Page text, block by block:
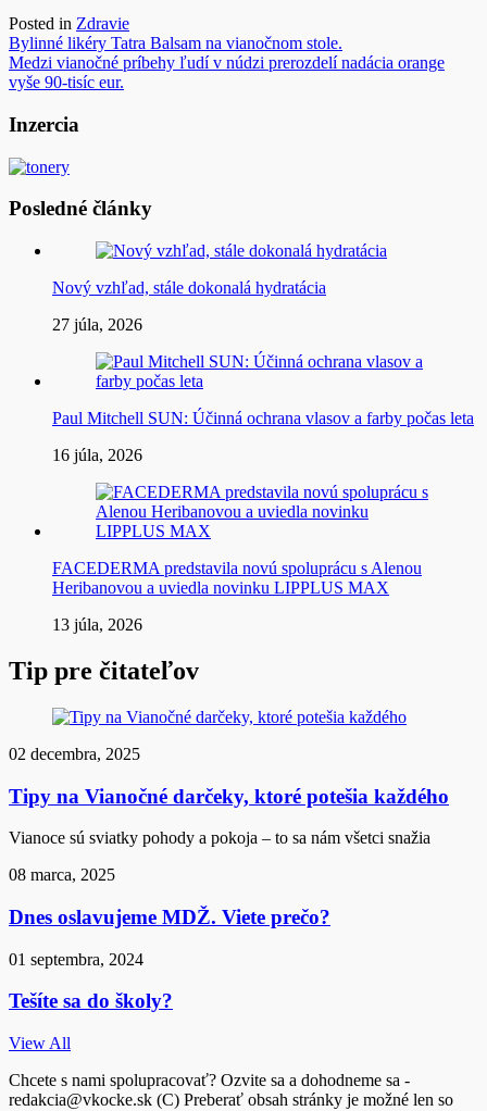
Posted in Zdravie
Navigácia
v
Bylinné likéry Tatra Balsam na vianočnom stole.
Medzi vianočné príbehy ľudí v núdzi prerozdelí nadácia orange
vyše 90-tisíc eur.
Inzercia
Posledné články
Nový vzhľad, stále dokonalá hydratácia
27 júla, 2026
Paul Mitchell SUN: Účinná ochrana vlasov a farby počas leta
16 júla, 2026
FACEDERMA predstavila novú spoluprácu s Alenou
Heribanovou a uviedla novinku LIPPLUS MAX
13 júla, 2026
Tip pre čitateľov
02 decembra, 2025
Tipy na Vianočné darčeky, ktoré potešia každého
Vianoce sú sviatky pohody a pokoja – to sa nám všetci snažia
08 marca, 2025
Dnes oslavujeme MDŽ. Viete prečo?
01 septembra, 2024
Tešíte sa do školy?
View All
Chcete s nami spolupracovať? Ozvite sa a dohodneme sa -
redakcia@vkocke.sk (C) Preberať obsah stránky je možné len so